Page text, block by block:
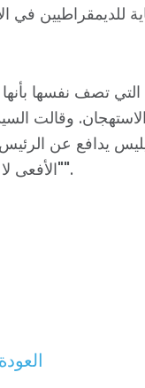
للديمقراطيين في
تصف نفسها بأنها
وقالت
يدافع عن
"الأفعى لا تتحول إلى جرو لمجرد أنه يضع طوق البراغيث".